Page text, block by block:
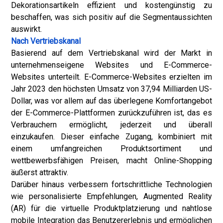
Dekorationsartikeln effizient und kostengünstig zu
beschaffen, was sich positiv auf die Segmentaussichten
auswirkt.
Nach Vertriebskanal
Basierend auf dem Vertriebskanal wird der Markt in
unternehmenseigene Websites und E-Commerce-
Websites unterteilt. E-Commerce-Websites erzielten im
Jahr 2023 den höchsten Umsatz von 37,94 Milliarden US-
Dollar, was vor allem auf das überlegene Komfortangebot
der E-Commerce-Plattformen zurückzuführen ist, das es
Verbrauchern ermöglicht, jederzeit und überall
einzukaufen. Dieser einfache Zugang, kombiniert mit
einem umfangreichen Produktsortiment und
wettbewerbsfähigen Preisen, macht Online-Shopping
äußerst attraktiv.
Darüber hinaus verbessern fortschrittliche Technologien
wie personalisierte Empfehlungen, Augmented Reality
(AR) für die virtuelle Produktplatzierung und nahtlose
mobile Integration das Benutzererlebnis und ermöglichen